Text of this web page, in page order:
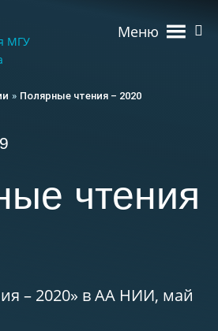
Меню
» Полярные чтения – 2020
чтения
– 2020» в АА НИИ, май